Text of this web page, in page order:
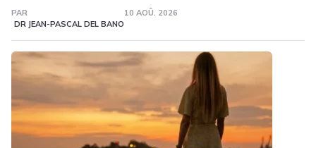
PAR
DR JEAN-PASCAL DEL BANO
10 AOÛ. 2026